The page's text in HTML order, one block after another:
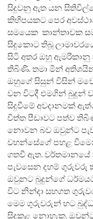
සිදුවනු ඇත යන
කිහිපයකට පෙර
සමයෙක කාන්තාවක
සිදුකොට තිබූ
සිටි අතර ඔහු ඇමරිකානු
තිබිණි. තමා මින්
ඔහුගේ සිසුන් විසින්
වන විටදී එමගින් බුදුන්
සිදුවීමේ අවදානමක්
චිත්ත පීඩාවට පත්ව
නොවන බව ඔවුන්ට
වහන්සේගේ පහළ
ගතවී ඇත. වර්තමානයේ
පැවසෙන දහම්
ඔවුනට බුදුන්ගේ
විට නින්දා සහගත
මෙම ගුරුවරුන් හට
සිදුකළ නොහැක. ඔවුන්ට